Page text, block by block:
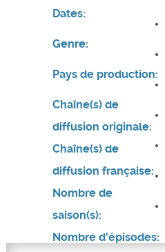
Dates:
Genre:
Pays de production:
Chaîne(s) de
diffusion originale:
Chaîne(s) de
diffusion française:
Nombre de
saison(s):
Nombre d'épisodes: